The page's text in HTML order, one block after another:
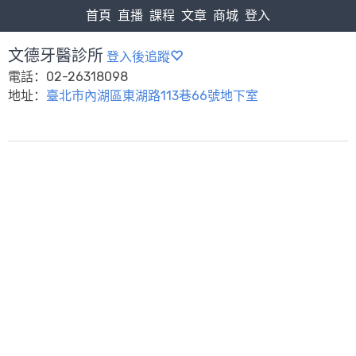
首頁 直播 課程 文章 商城 登入
文德牙醫診所 登入後追蹤
電話：02-26318098
地址： 臺北市內湖區東湖路113巷66號地下室